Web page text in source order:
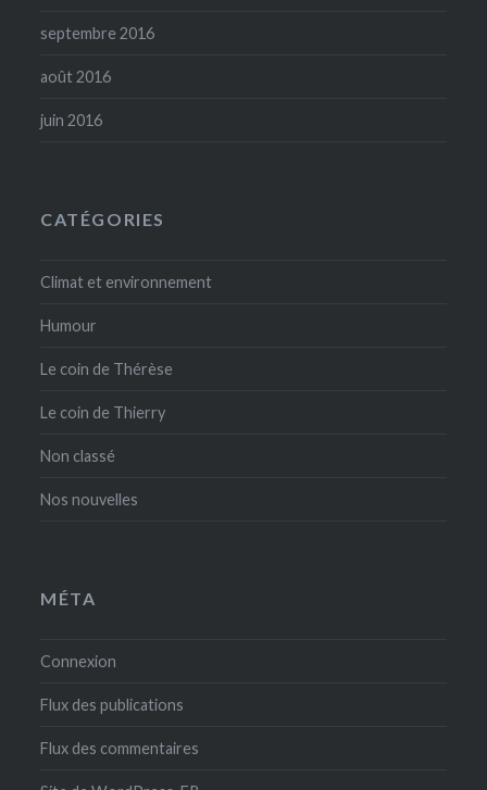
septembre 2016
août 2016
juin 2016
CATÉGORIES
Climat et environnement
Humour
Le coin de Thérèse
Le coin de Thierry
Non classé
Nos nouvelles
MÉTA
Connexion
Flux des publications
Flux des commentaires